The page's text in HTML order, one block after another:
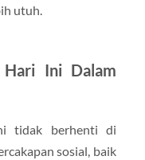
utuh.
Ini Dalam
tidak berhenti di
sosial, baik